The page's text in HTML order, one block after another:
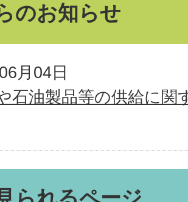
のお知らせ
月04日
石油製品等の供給に関